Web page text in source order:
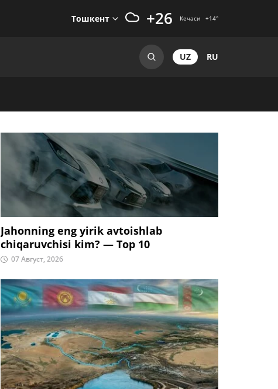
Тошкент +26 Кечаси +14°
UZ RU
Jahonning eng yirik avtoishlab
chiqaruvchisi kim? — Top 10
07 Август, 2026